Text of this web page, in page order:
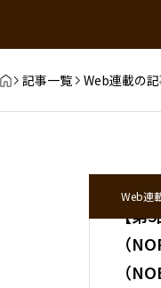
記事一覧 Web連載の
Web連
【第
（
（